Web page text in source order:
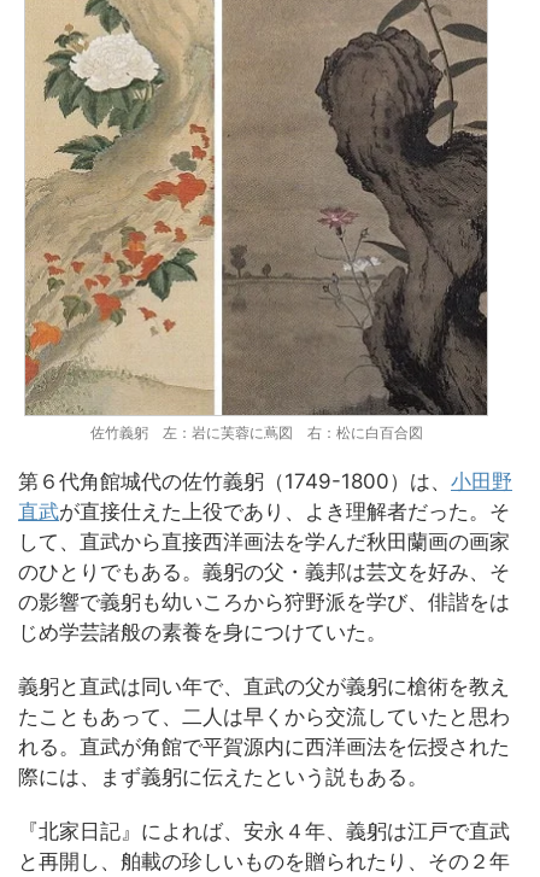
佐竹義躬 左：岩に芙蓉に蔦図 右：松に白百合図
第６代角館城代の佐竹義躬（1749-1800）は、 小田野
直武が直接仕えた上役であり、よき理解者だった。そ
して、直武から直接西洋画法を学んだ秋田蘭画の画家
のひとりでもある。義躬の父・義邦は芸文を好み、そ
の影響で義躬も幼いころから狩野派を学び、俳諧をは
じめ学芸諸般の素養を身につけていた。
義躬と直武は同い年で、直武の父が義躬に槍術を教え
たこともあって、二人は早くから交流していたと思わ
れる。直武が角館で平賀源内に西洋画法を伝授された
際には、まず義躬に伝えたという説もある。
『北家日記』によれば、安永４年、義躬は江戸で直武
と再開し、舶載の珍しいものを贈られたり、その２年